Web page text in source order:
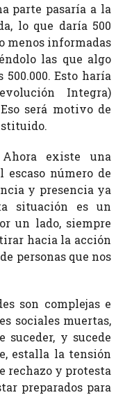
parte pasaría a la
lo que daría 500
menos informadas
las que algo
Esto haría
Integra)
será motivo de
existe una
escaso número de
y presencia ya
situación es un
un lado, siempre
hacia la acción
personas que nos
son complejas e
sociales muertas,
suceder, y sucede
estalla la tensión
rechazo y protesta
preparados para